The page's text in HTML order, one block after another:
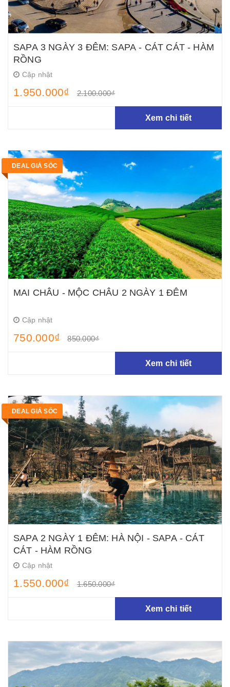
SAPA 3 NGÀY 3 ĐÊM: SAPA - CÁT CÁT - HÀM
RỒNG
Cập nhật
1.950.000₫ 2.100.000₫
Xem chi tiết
DEAL GIÁ SỐC
MAI CHÂU - MỘC CHÂU 2 NGÀY 1 ĐÊM
Cập nhật
750.000₫ 850.000₫
Xem chi tiết
DEAL GIÁ SỐC
SAPA 2 NGÀY 1 ĐÊM: HÀ NỘI - SAPA - CÁT
CÁT - HÀM RỒNG
Cập nhật
1.550.000₫ 1.650.000₫
Xem chi tiết